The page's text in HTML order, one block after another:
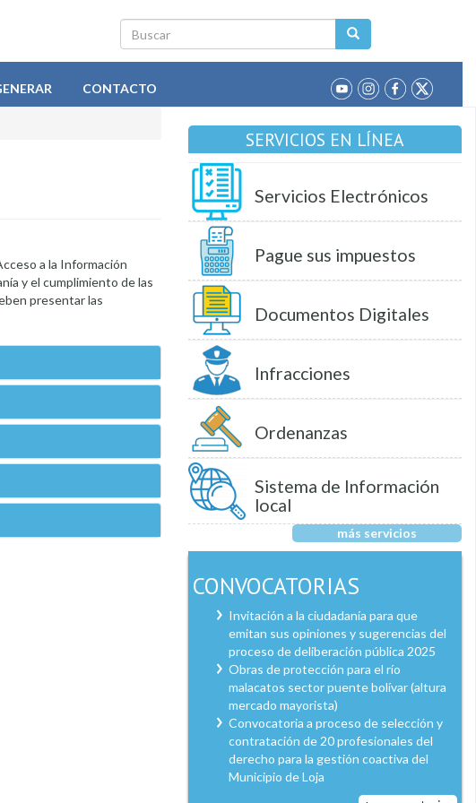
Buscar
CONTACTO
a la Información
y el cumplimiento de las
presentar las
SERVICIOS EN LÍNEA
Servicios Electrónicos
Pague sus impuestos
Documentos Digitales
Infracciones
Ordenanzas
Sistema de Información
local
más servicios
CONVOCATORIAS
Invitación a la ciudadanía para que
emitan sus opiniones y sugerencias del
proceso de deliberación pública 2025
Obras de protección para el río
malacatos sector puente bolívar (altura
mercado mayorista)
Convocatoria a proceso de selección y
contratación de 20 profesionales del
derecho para la gestión coactiva del
Municipio de Loja